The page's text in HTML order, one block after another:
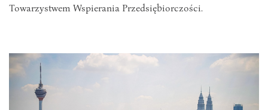
Towarzystwem Wspierania Przedsiębiorczości.